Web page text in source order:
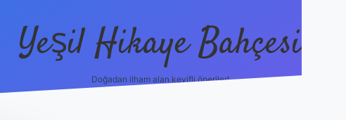
Yeşil Hikaye Bahçesi
Doğadan ilham alan keyifli öneriler!